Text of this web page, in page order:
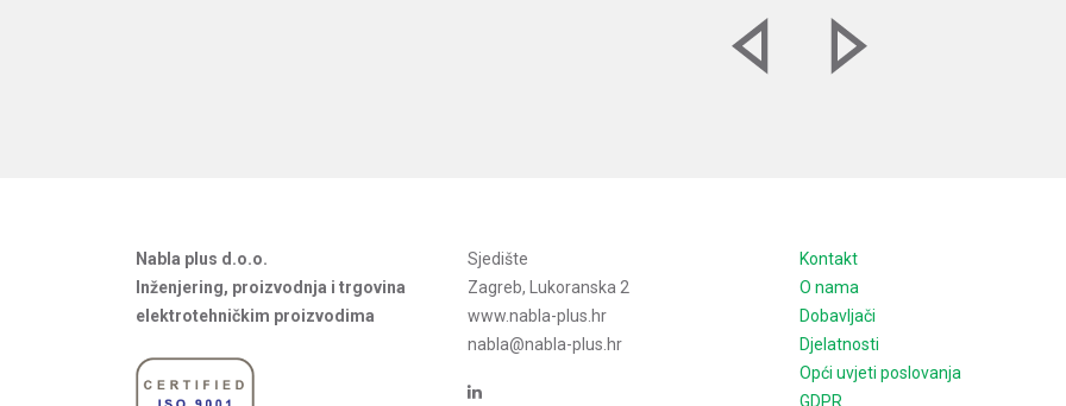
Nabla plus d.o.o.
Inženjering, proizvodnja i trgovina
elektrotehničkim proizvodima
Sjedište
Zagreb, Lukoranska 2
www.nabla-plus.hr
nabla@nabla-plus.hr
Kontakt
O nama
Dobavljači
Djelatnosti
Opći uvjeti poslovanja
GDPR